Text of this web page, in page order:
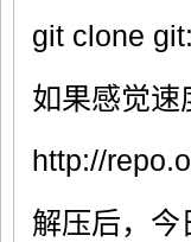
git clone
如果感觉速
http://
解压后，今